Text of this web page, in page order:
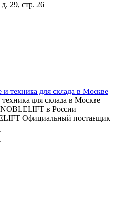
29, стр. 26
для склада в Москве
в России
Официальный поставщик